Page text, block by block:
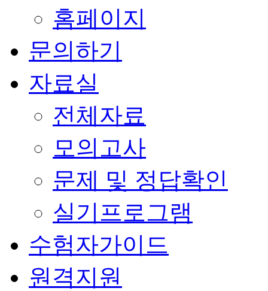
홈페이지
문의하기
자료실
전체자료
모의고사
문제 및 정답확인
실기프로그램
수험자가이드
원격지원